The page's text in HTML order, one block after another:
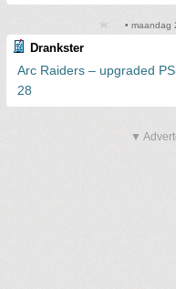
• maandag
Drankster
Arc Raiders – upgraded
28
▼